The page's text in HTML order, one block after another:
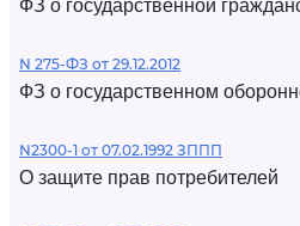
ФЗ о государственной
N 275-ФЗ от 29.12.2012
ФЗ о государственном
N2300-1 от 07.02.1992 ЗППП
О защите прав потребителей